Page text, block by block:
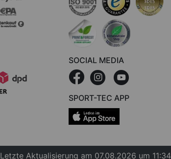
SOCIAL MEDIA
SPORT-TEC APP
Letzte Aktualisierung am 07.08.2026 um 11:34